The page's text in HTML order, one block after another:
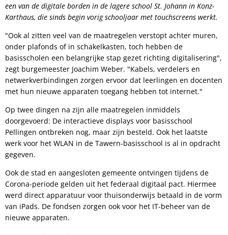
een van de digitale borden in de lagere school St. Johann in Konz-
Karthaus, die sinds begin vorig schooljaar met touchscreens werkt.
"Ook al zitten veel van de maatregelen verstopt achter muren,
onder plafonds of in schakelkasten, toch hebben de
basisscholen een belangrijke stap gezet richting digitalisering",
zegt burgemeester Joachim Weber. "Kabels, verdelers en
netwerkverbindingen zorgen ervoor dat leerlingen en docenten
met hun nieuwe apparaten toegang hebben tot internet."
Op twee dingen na zijn alle maatregelen inmiddels
doorgevoerd: De interactieve displays voor basisschool
Pellingen ontbreken nog, maar zijn besteld. Ook het laatste
werk voor het WLAN in de Tawern-basisschool is al in opdracht
gegeven.
Ook de stad en aangesloten gemeente ontvingen tijdens de
Corona-periode gelden uit het federaal digitaal pact. Hiermee
werd direct apparatuur voor thuisonderwijs betaald in de vorm
van iPads. De fondsen zorgen ook voor het IT-beheer van de
nieuwe apparaten.